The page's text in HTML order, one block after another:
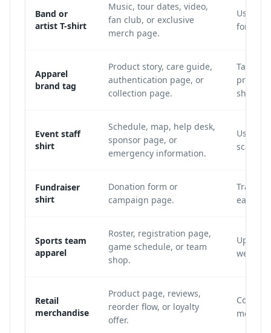
Band or
artist T-shirt
Music, tour dates, video,
fan club, or exclusive
merch page.
Use
for the
Apparel
brand tag
Product story, care guide,
authentication page, or
collection page.
Tag
printing
sharper.
Event staff
shirt
Schedule, map, help desk,
sponsor page, or
emergency information.
Use a
scan
Fundraiser
shirt
Donation form or
campaign page.
Track
each
Sports team
apparel
Roster, registration page,
game schedule, or team
shop.
Update
wear or
Retail
merchandise
Product page, reviews,
reorder flow, or loyalty
offer.